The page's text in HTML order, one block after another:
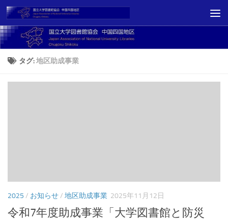
コンテンツへスキップ
タグ:地区助成事業
2025 / お知らせ/ 地区助成事業 2025年11月12日
令和7年度助成事業「大学図書館と防災